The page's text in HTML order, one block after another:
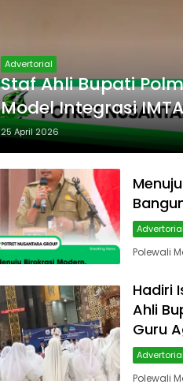
Advertorial
Staf Ahli Bupati
Model Integrasi
25 April 2026
Advertorial
Polewali
Hadiri
Ahli
Guru
Advertorial
Polewali